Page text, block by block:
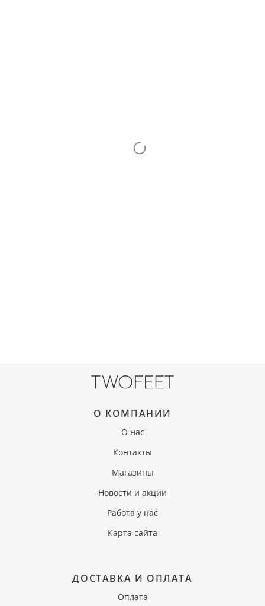
О КОМПАНИИ
О нас
Контакты
Магазины
Новости и акции
Работа у нас
Карта сайта
ДОСТАВКА И ОПЛАТА
Оплата